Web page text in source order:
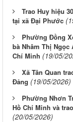
Trao Huy hiệu
tại xã Đại Phước
Phường Đồng
bà Nhâm Thị
Chí Minh (19/05/
Xã Tân Quan
Đảng (19/05/2026)
Phường Nhơn
Hồ Chí Minh và
(20/05/2026)